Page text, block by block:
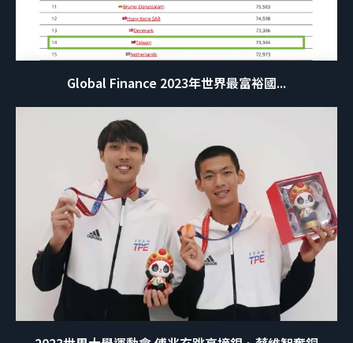
Global Finance 2023年世界最富裕國...